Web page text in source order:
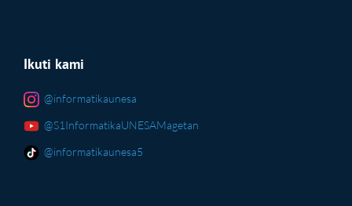
Ikuti kami
@informatikaunesa
@S1InformatikaUNESAMagetan
@informatikaunesa5